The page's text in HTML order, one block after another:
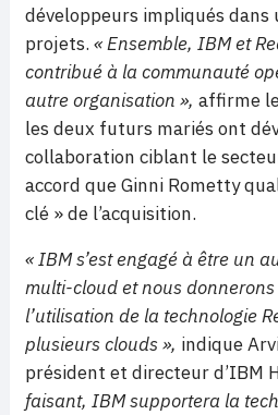
développeurs impliqués dans
projets. « Ensemble, IBM et
contribué à la communauté
autre organisation », affirme
les deux futurs mariés ont
collaboration ciblant le
accord que Ginni Rometty
clé » de l’acquisition.
« IBM s’est engagé à être un
multi-cloud et nous
l’utilisation de la technologie
plusieurs clouds », indique
président et directeur d’IBM
faisant, IBM supportera la